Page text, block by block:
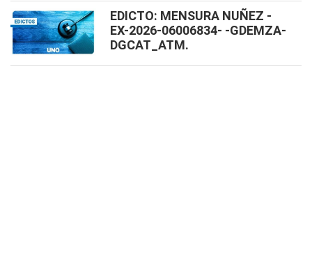
EDICTO: MENSURA NUÑEZ -
EX-2026-06006834- -GDEMZA-
DGCAT_ATM.